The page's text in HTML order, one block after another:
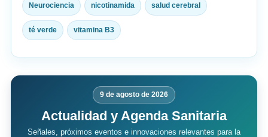
Neurociencia nicotinamida salud cerebral
té verde vitamina B3
9 de agosto de 2026
Actualidad y Agenda Sanitaria
Señales, próximos eventos e innovaciones relevantes para la